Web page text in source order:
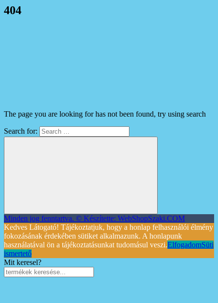
404
The page you are looking for has not been found, try using search
Search for:
Minden jog fenntartva. © Készítette: WebShopSzaki.COM
Kedves Látogató! Tájékoztatjuk, hogy a honlap felhasználói élmény
fokozásának érdekében sütiket alkalmazunk. A honlapunk
használatával ön a tájékoztatásunkat tudomásul veszi.ElfogadomSüti
ismertető
Mit keresel?